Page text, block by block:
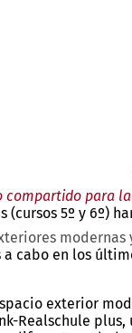
compartido para
5º y
cabo en los
exterior
Realschule